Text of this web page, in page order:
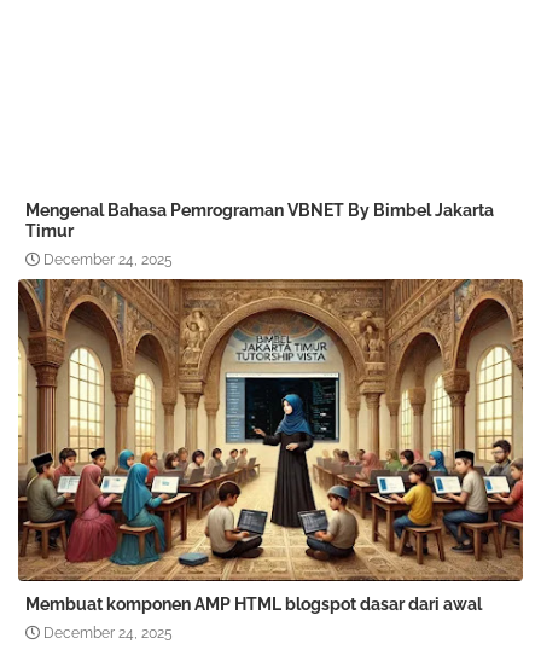
Mengenal Bahasa Pemrograman VBNET By Bimbel Jakarta
Timur
December 24, 2025
Membuat komponen AMP HTML blogspot dasar dari awal
December 24, 2025